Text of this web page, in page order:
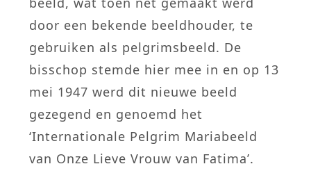
door een bekende beeldhouder, te
gebruiken als pelgrimsbeeld. De
bisschop stemde hier mee in en op 13
mei 1947 werd dit nieuwe beeld
gezegend en genoemd het
‘Internationale Pelgrim Mariabeeld
van Onze Lieve Vrouw van Fatima’.